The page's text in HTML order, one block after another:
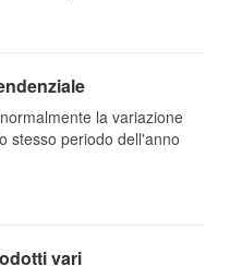
la variazione
stesso periodo dell'anno
vari